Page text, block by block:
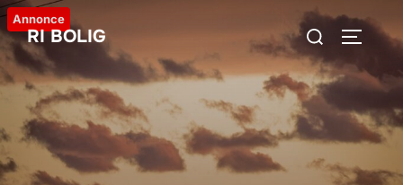
Videre
til
indhold
RI BOLIG
Søg
efter:
SLÅ
Annonce